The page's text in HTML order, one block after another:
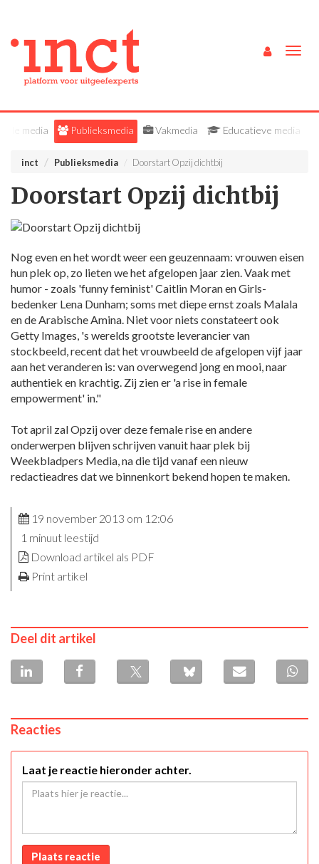
Alle media Publieksmedia Vakmedia Educatieve media
inct Publieksmedia Doorstart Opzij dichtbij
Doorstart Opzij dichtbij
Nog even en het wordt weer een geuzennaam: vrouwen eisen
hun plek op, zo lieten we het afgelopen jaar zien. Vaak met
humor - zoals 'funny feminist' Caitlin Moran en Girls-
bedenker Lena Dunham; soms met diepe ernst zoals Malala
en de Arabische Amina. Niet voor niets constateert ook
Getty Images, 's werelds grootste leverancier van
stockbeeld, recent dat het vrouwbeeld de afgelopen vijf jaar
aan het veranderen is: van overwegend jong en mooi, naar
authentiek en krachtig. Zij zien er 'a rise in female
empowerment' in."
Tot april zal Opzij over deze female rise en andere
onderwerpen blijven schrijven vanuit haar plek bij
Weekbladpers Media, na die tijd vanaf een nieuw
redactieadres dat we binnenkort bekend hopen te maken.
19 november 2013 om 12:06
1 minuut leestijd
Download artikel als PDF
Print artikel
Deel dit artikel
Reacties
Laat je reactie hieronder achter.
Plaats reactie